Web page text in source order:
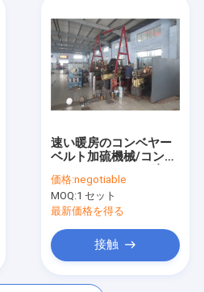
速い暖房のコンベヤー
ベルト加硫機械/コンベ
る機械11kw
価格:negotiable
MOQ:1 セット
最新価格を得る
接触